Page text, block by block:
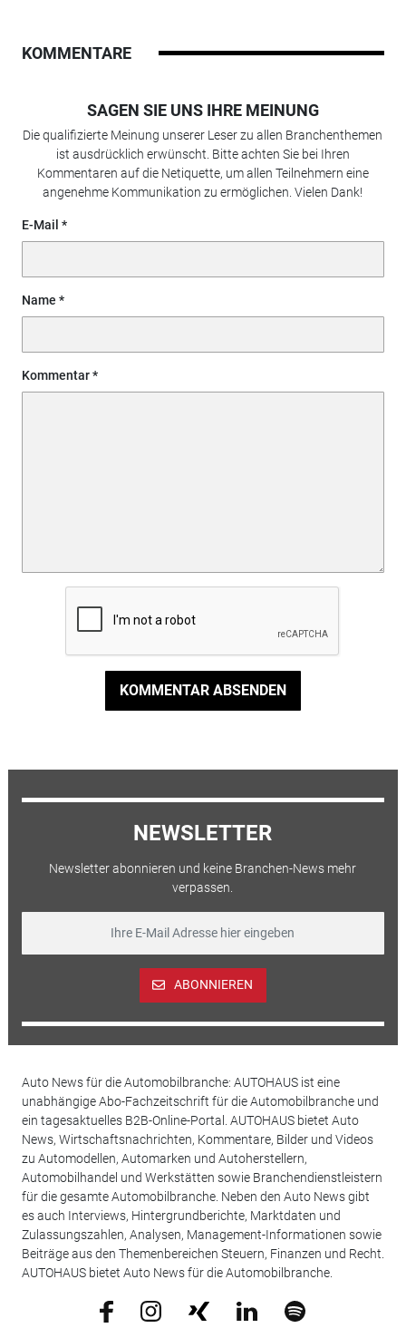
KOMMENTARE
SAGEN SIE UNS IHRE MEINUNG
Die qualifizierte Meinung unserer Leser zu allen Branchenthemen
ist ausdrücklich erwünscht. Bitte achten Sie bei Ihren
Kommentaren auf die Netiquette, um allen Teilnehmern eine
angenehme Kommunikation zu ermöglichen. Vielen Dank!
E-Mail
Name
Kommentar
KOMMENTAR ABSENDEN
NEWSLETTER
Newsletter abonnieren und keine Branchen-News mehr
verpassen.
ABONNIEREN
Auto News für die Automobilbranche: AUTOHAUS ist eine
unabhängige Abo-Fachzeitschrift für die Automobilbranche und
ein tagesaktuelles B2B-Online-Portal. AUTOHAUS bietet Auto
News, Wirtschaftsnachrichten, Kommentare, Bilder und Videos
zu Automodellen, Automarken und Autoherstellern,
Automobilhandel und Werkstätten sowie Branchendienstleistern
für die gesamte Automobilbranche. Neben den Auto News gibt
es auch Interviews, Hintergrundberichte, Marktdaten und
Zulassungszahlen, Analysen, Management-Informationen sowie
Beiträge aus den Themenbereichen Steuern, Finanzen und Recht.
AUTOHAUS bietet Auto News für die Automobilbranche.